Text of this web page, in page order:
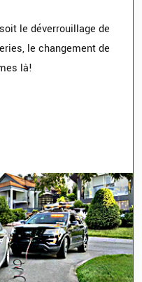
le déverrouillage de
le changement de
là!